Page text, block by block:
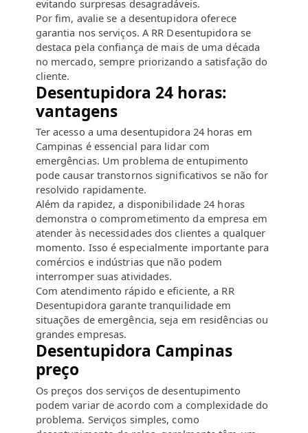
evitando surpresas desagradáveis.
Por fim, avalie se a desentupidora oferece
garantia nos serviços. A RR Desentupidora se
destaca pela confiança de mais de uma década
no mercado, sempre priorizando a satisfação do
cliente.
Desentupidora 24 horas:
vantagens
Ter acesso a uma desentupidora 24 horas em
Campinas é essencial para lidar com
emergências. Um problema de entupimento
pode causar transtornos significativos se não for
resolvido rapidamente.
Além da rapidez, a disponibilidade 24 horas
demonstra o comprometimento da empresa em
atender às necessidades dos clientes a qualquer
momento. Isso é especialmente importante para
comércios e indústrias que não podem
interromper suas atividades.
Com atendimento rápido e eficiente, a RR
Desentupidora garante tranquilidade em
situações de emergência, seja em residências ou
grandes empresas.
Desentupidora Campinas
preço
Os preços dos serviços de desentupimento
podem variar de acordo com a complexidade do
problema. Serviços simples, como